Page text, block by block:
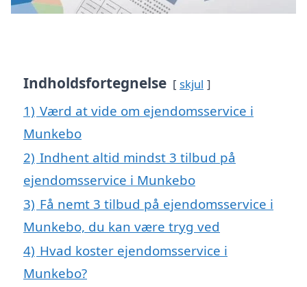
Indholdsfortegnelse skjul
1) Værd at vide om ejendomsservice i
Munkebo
2) Indhent altid mindst 3 tilbud på
ejendomsservice i Munkebo
3) Få nemt 3 tilbud på ejendomsservice i
Munkebo, du kan være tryg ved
4) Hvad koster ejendomsservice i
Munkebo?